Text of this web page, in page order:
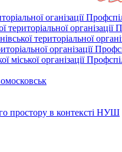
оганізації
організації
територіальної
організації
міської організації
простору в контексті НУШ